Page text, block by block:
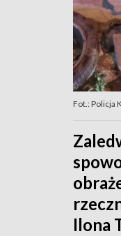
Fot.: Policja
Ilona